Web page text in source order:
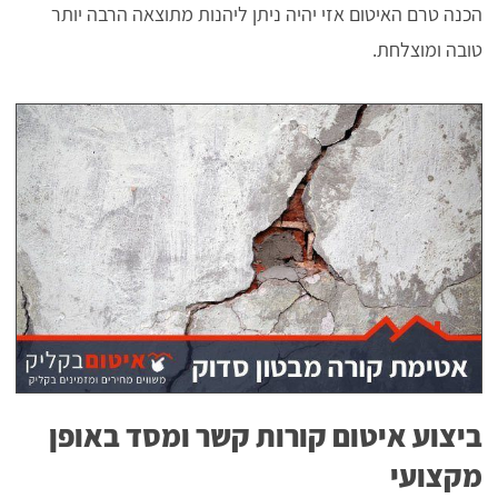
הכנה טרם האיטום אזי יהיה ניתן ליהנות מתוצאה הרבה יותר
טובה ומוצלחת.
ביצוע איטום קורות קשר ומסד באופן
מקצועי